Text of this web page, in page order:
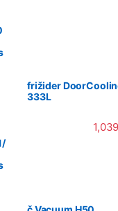
frižider
333L